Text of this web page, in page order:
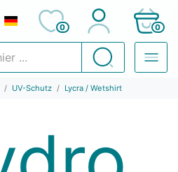
Suchen
0 0
UV-Schutz Lycra / Wetshirt